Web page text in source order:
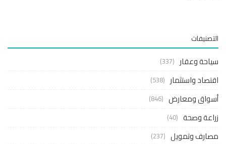
وعقار (337)
واستثمار (538)
ومعارض (846)
وصحة (40)
وتمويل (237)